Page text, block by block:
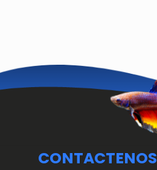
CONTACTENOS